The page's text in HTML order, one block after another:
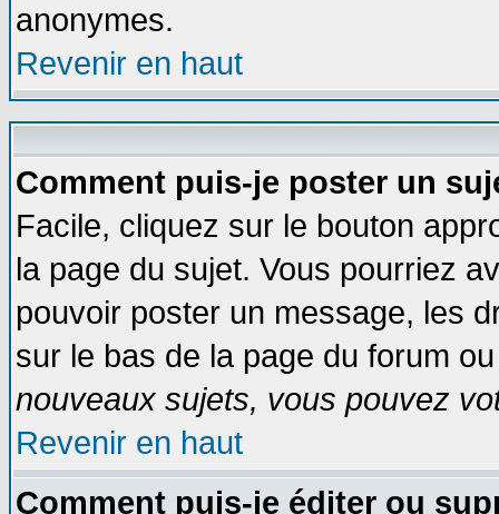
anonymes.
Revenir en haut
Comment puis-je poster un
Facile, cliquez sur le bouton
la page du sujet. Vous pourriez
pouvoir poster un message, les
sur le bas de la page du forum
nouveaux sujets, vous pouvez
Revenir en haut
Comment puis-je éditer ou